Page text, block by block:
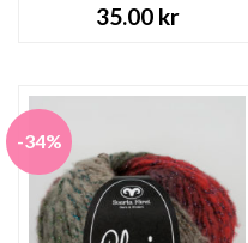
35.00 kr
-34%